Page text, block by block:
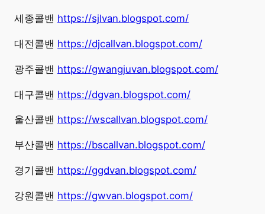
세종콜밴 https://sjlvan.blogspot.com/
대전콜밴 https://djcallvan.blogspot.com/
광주콜밴 https://gwangjuvan.blogspot.com/
대구콜밴 https://dgvan.blogspot.com/
울산콜밴 https://wscallvan.blogspot.com/
부산콜밴 https://bscallvan.blogspot.com/
경기콜밴 https://ggdvan.blogspot.com/
강원콜밴 https://gwvan.blogspot.com/